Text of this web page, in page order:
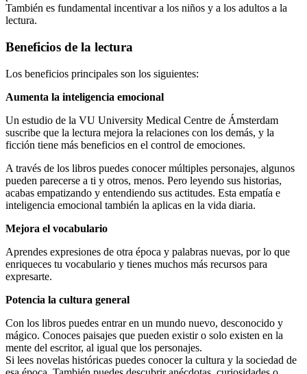
También es fundamental incentivar a los niños y a los adultos a la
lectura.
Beneficios de la lectura
Los beneficios principales son los siguientes:
Aumenta la inteligencia emocional
Un estudio de la VU University Medical Centre de Ámsterdam
suscribe que la lectura mejora la relaciones con los demás, y la
ficción tiene más beneficios en el control de emociones.
A través de los libros puedes conocer múltiples personajes, algunos
pueden parecerse a ti y otros, menos. Pero leyendo sus historias,
acabas empatizando y entendiendo sus actitudes. Esta empatía e
inteligencia emocional también la aplicas en la vida diaria.
Mejora el vocabulario
Aprendes expresiones de otra época y palabras nuevas, por lo que
enriqueces tu vocabulario y tienes muchos más recursos para
expresarte.
Potencia la cultura general
Con los libros puedes entrar en un mundo nuevo, desconocido y
mágico. Conoces paisajes que pueden existir o solo existen en la
mente del escritor, al igual que los personajes.
Si lees novelas históricas puedes conocer la cultura y la sociedad de